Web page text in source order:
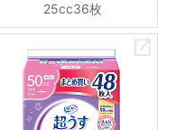
25cc36枚